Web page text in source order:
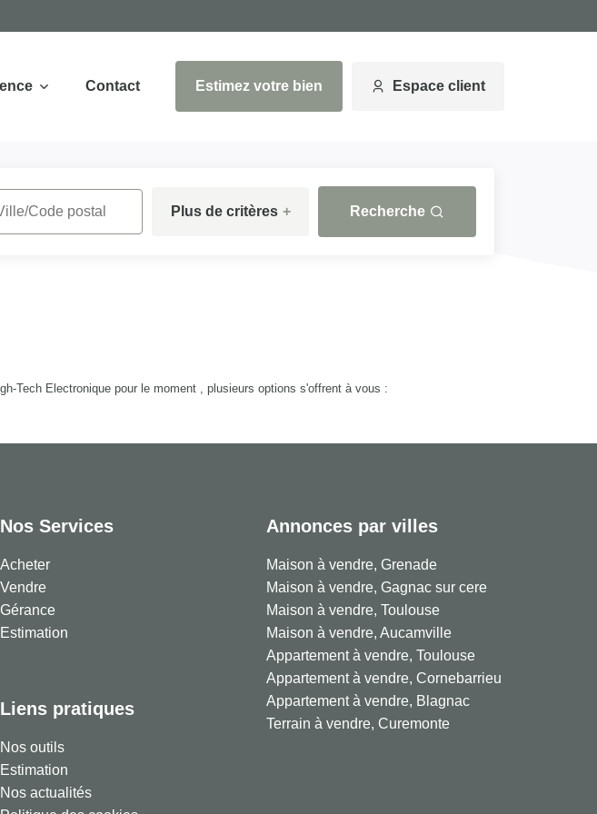
Contact Estimez votre bien Espace client
Plus de critères + Recherche
Tech Electronique pour le moment , plusieurs options s'offrent à vous :
Nos Services
Acheter
Vendre
Gérance
Estimation
Liens pratiques
Nos outils
Estimation
Nos actualités
Annonces par villes
Maison à vendre, Grenade
Maison à vendre, Gagnac sur cere
Maison à vendre, Toulouse
Maison à vendre, Aucamville
Appartement à vendre, Toulouse
Appartement à vendre, Cornebarrieu
Appartement à vendre, Blagnac
Terrain à vendre, Curemonte